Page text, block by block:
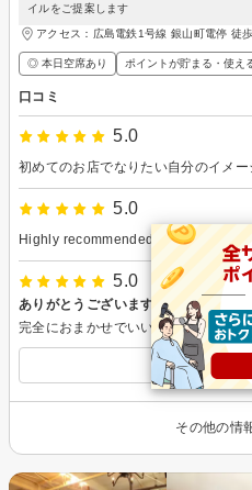
イルをご提案します
アクセス：広島電鉄1号線 銀山町電停 徒
◎ 本日空席あり ポイントが貯まる・使え
口コミ
5.0
5.0
5.0
ありがとうございます
すべての口
その他の情